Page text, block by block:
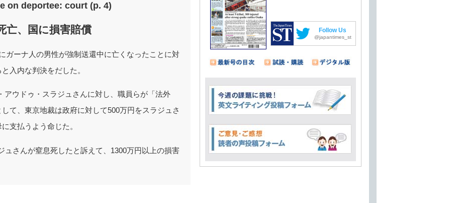
on deportee: court (p. 4)
亡、国に損害賠償
ガーナ人の男性が強制送還中に亡くなったことに対
と入内な判決をだした。
アウドゥ・スラジュさんに対し、職員らが「法外
て、東京地裁は政府に対して500万円をスラジュさ
支払うよう命じた。
ュさんが窒息死したと訴えて、1300万円以上の損害
Follow Us
@japantimes_st